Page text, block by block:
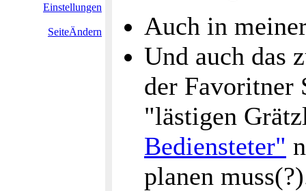
Einstellungen
SeiteÄndern
Auch in
Und auch das
der Favoritner
"lästigen
Bediensteter"
planen